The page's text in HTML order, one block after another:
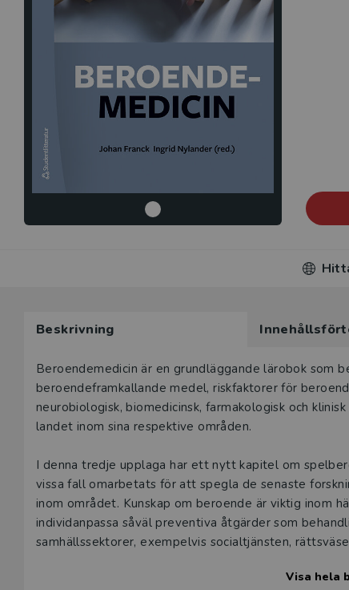
Beskrivning
Beskrivning
Beroendemedicin är en grundläggande lärobok som
beroendeframkallande medel, riskfaktorer för
neuro­biologisk, biomedicinsk, farmakologisk och
landet inom sina respektive områden.
I denna tredje upplaga har ett nytt kapitel om
vissa fall omarbetats för att spegla de senaste
inom området. Kunskap om beroende är viktig inom
individanpassa såväl preventiva åtgärder som
samhällssektorer, exempelvis socialtjänsten,
Boken lämpar sig speciellt för utbildningar inomVisa hela